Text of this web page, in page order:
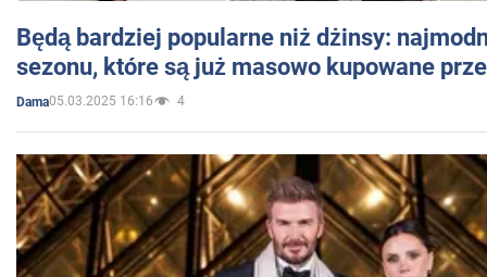
Będą bardziej popularne niż dżinsy:
sezonu, które są już masowo kupowane
Dama05.03.2025 16:16 4